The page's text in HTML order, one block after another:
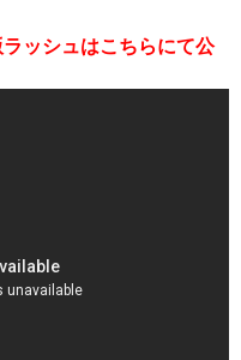
ッシュはこちらにて公